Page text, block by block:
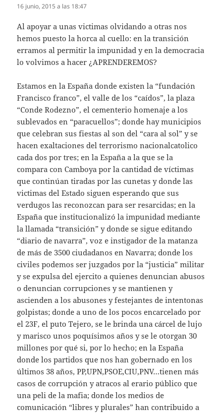
16 junio, 2015 a las 18:47
Al apoyar a unas victimas olvidando a otras nos
hemos puesto la horca al cuello: en la transición
erramos al permitir la impunidad y en la democracia
lo volvimos a hacer ¿APRENDEREMOS?
Estamos en la España donde existen la “fundación
Francisco franco”, el valle de los “caídos”, la plaza
“Conde Rodezno”, el cementerio homenaje a los
sublevados en “paracuellos”; donde hay municipios
que celebran sus fiestas al son del “cara al sol” y se
hacen exaltaciones del terrorismo nacionalcatolico
cada dos por tres; en la España a la que se la
compara con Camboya por la cantidad de víctimas
que continúan tiradas por las cunetas y donde las
victimas del Estado siguen esperando que sus
verdugos las reconozcan para ser resarcidas; en la
España que institucionalizó la impunidad mediante
la llamada “transición” y donde se sigue editando
“diario de navarra”, voz e instigador de la matanza
de más de 3500 ciudadanos en Navarra; donde los
civiles podemos ser juzgados por la “justicia” militar
y se expulsa del ejercito a quienes denuncian abusos
o denuncian corrupciones y se mantienen y
ascienden a los abusones y festejantes de intentonas
golpistas; donde a uno de los pocos encarcelado por
el 23F, el puto Tejero, se le brinda una cárcel de lujo
y marisco unos poquísimos años y se le otorgan 30
millones por qué si, por lo hecho; en la España
donde los partidos que nos han gobernado en los
últimos 38 años, PP,UPN,PSOE,CIU,PNV…tienen más
casos de corrupción y atracos al erario público que
una peli de la mafia; donde los medios de
comunicación “libres y plurales” han contribuido a